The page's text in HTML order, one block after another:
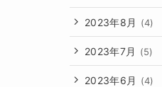
2023年8月 (4)
2023年7月 (5)
2023年6月 (4)